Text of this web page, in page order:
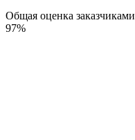
Общая оценка заказчиками
97%